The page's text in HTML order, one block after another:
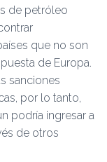
de petróleo
que no son
de Europa.
sanciones
por lo tanto,
podría ingresar a
de otros